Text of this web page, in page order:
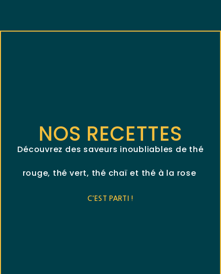
NOS RECETTES
Découvrez des saveurs inoubliables de thé
rouge, thé vert, thé chaï et thé à la rose
C'EST PARTI !